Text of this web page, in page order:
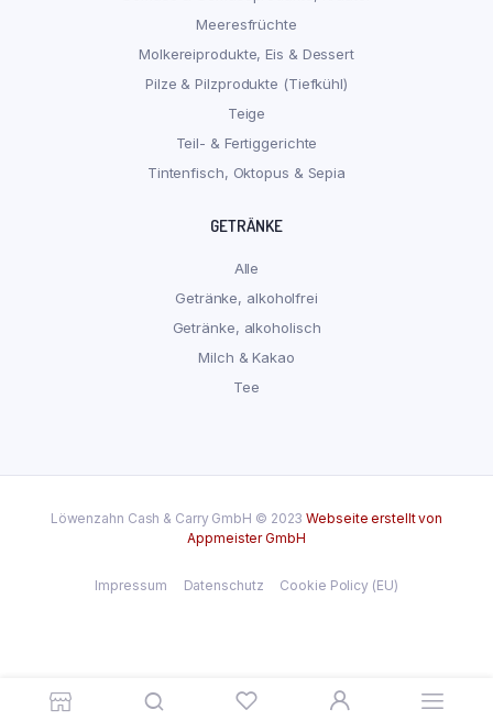
Meeresfrüchte
Molkereiprodukte, Eis & Dessert
Pilze & Pilzprodukte (Tiefkühl)
Teige
Teil- & Fertiggerichte
Tintenfisch, Oktopus & Sepia
GETRÄNKE
Alle
Getränke, alkoholfrei
Getränke, alkoholisch
Milch & Kakao
Tee
Löwenzahn Cash & Carry GmbH © 2023Webseite erstellt von
Appmeister GmbH
Impressum Datenschutz Cookie Policy (EU)